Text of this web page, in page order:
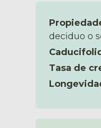
deciduo o
Tasa de